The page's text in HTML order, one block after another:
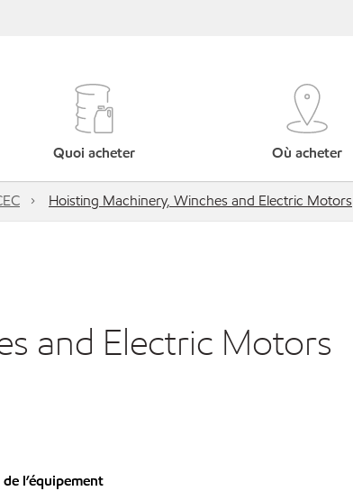
Quoi acheter Où acheter
Hoisting Machinery, Winches and Electric Motors
and Electric Motors
l’équipement